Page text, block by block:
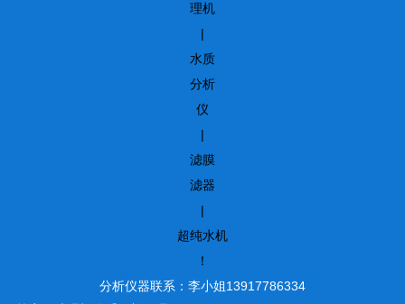
理机
|
水质
分析
仪
|
滤膜
滤器
|
超纯水机
！
分析仪器联系：李小姐13917786334